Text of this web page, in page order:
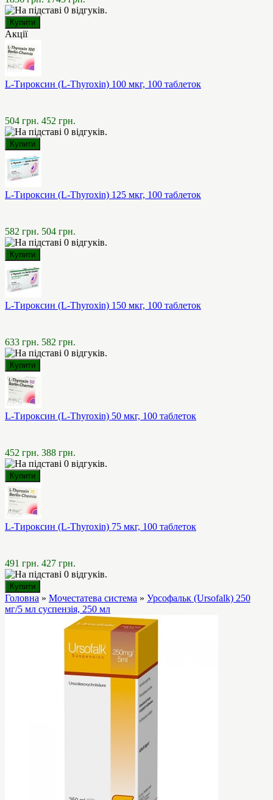
Акції
L-Тироксин (L-Thyroxin) 100 мкг, 100 таблеток
504 грн. 452 грн.
L-Тироксин (L-Thyroxin) 125 мкг, 100 таблеток
582 грн. 504 грн.
L-Тироксин (L-Thyroxin) 150 мкг, 100 таблеток
633 грн. 582 грн.
L-Тироксин (L-Thyroxin) 50 мкг, 100 таблеток
452 грн. 388 грн.
L-Тироксин (L-Thyroxin) 75 мкг, 100 таблеток
491 грн. 427 грн.
Головна » Мочестатева система » Урсофальк (Ursofalk) 250
мг/5 мл суспензія, 250 мл